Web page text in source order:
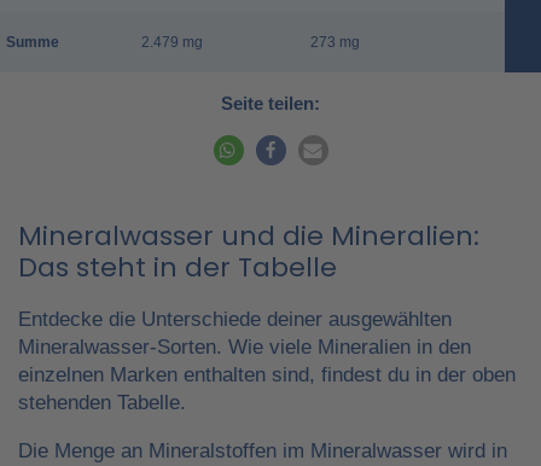
Summe 2.479 mg 273 mg
Seite teilen:
Mineralwasser und die Mineralien:
Das steht in der Tabelle
Entdecke die Unterschiede deiner ausgewählten
Mineralwasser-Sorten. Wie viele Mineralien in den
einzelnen Marken enthalten sind, findest du in der oben
stehenden Tabelle.
Die Menge an Mineralstoffen im Mineralwasser wird in